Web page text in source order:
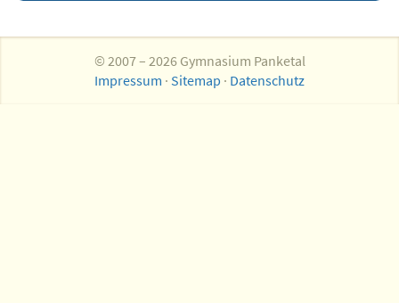
© 2007 – 2026 Gymnasium Panketal
Impressum · Sitemap · Datenschutz